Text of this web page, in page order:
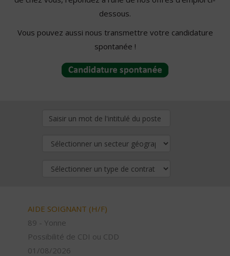
dessous.
Vous pouvez aussi nous transmettre votre candidature
spontanée !
AIDE SOIGNANT (H/F)
89 - Yonne
Possibilité de CDI ou CDD
01/08/2026